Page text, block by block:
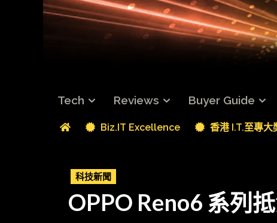
Tech Reviews Buyer Guide
Biz.IT Excellence 香港 I.T.至專大
科技新聞
OPPO Reno6 系列